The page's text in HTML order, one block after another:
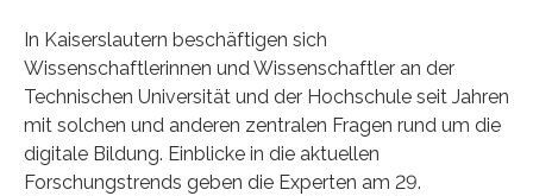
In Kaiserslautern beschäftigen sich
Wissenschaftlerinnen und Wissenschaftler an der
Technischen Universität und der Hochschule seit Jahren
mit solchen und anderen zentralen Fragen rund um die
digitale Bildung. Einblicke in die aktuellen
Forschungstrends geben die Experten am 29.